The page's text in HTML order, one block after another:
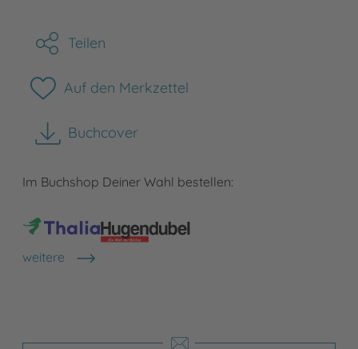
Teilen
Auf den Merkzettel
Buchcover
herunterladen
Im Buchshop Deiner Wahl bestellen:
weitere
Shops anzeigen